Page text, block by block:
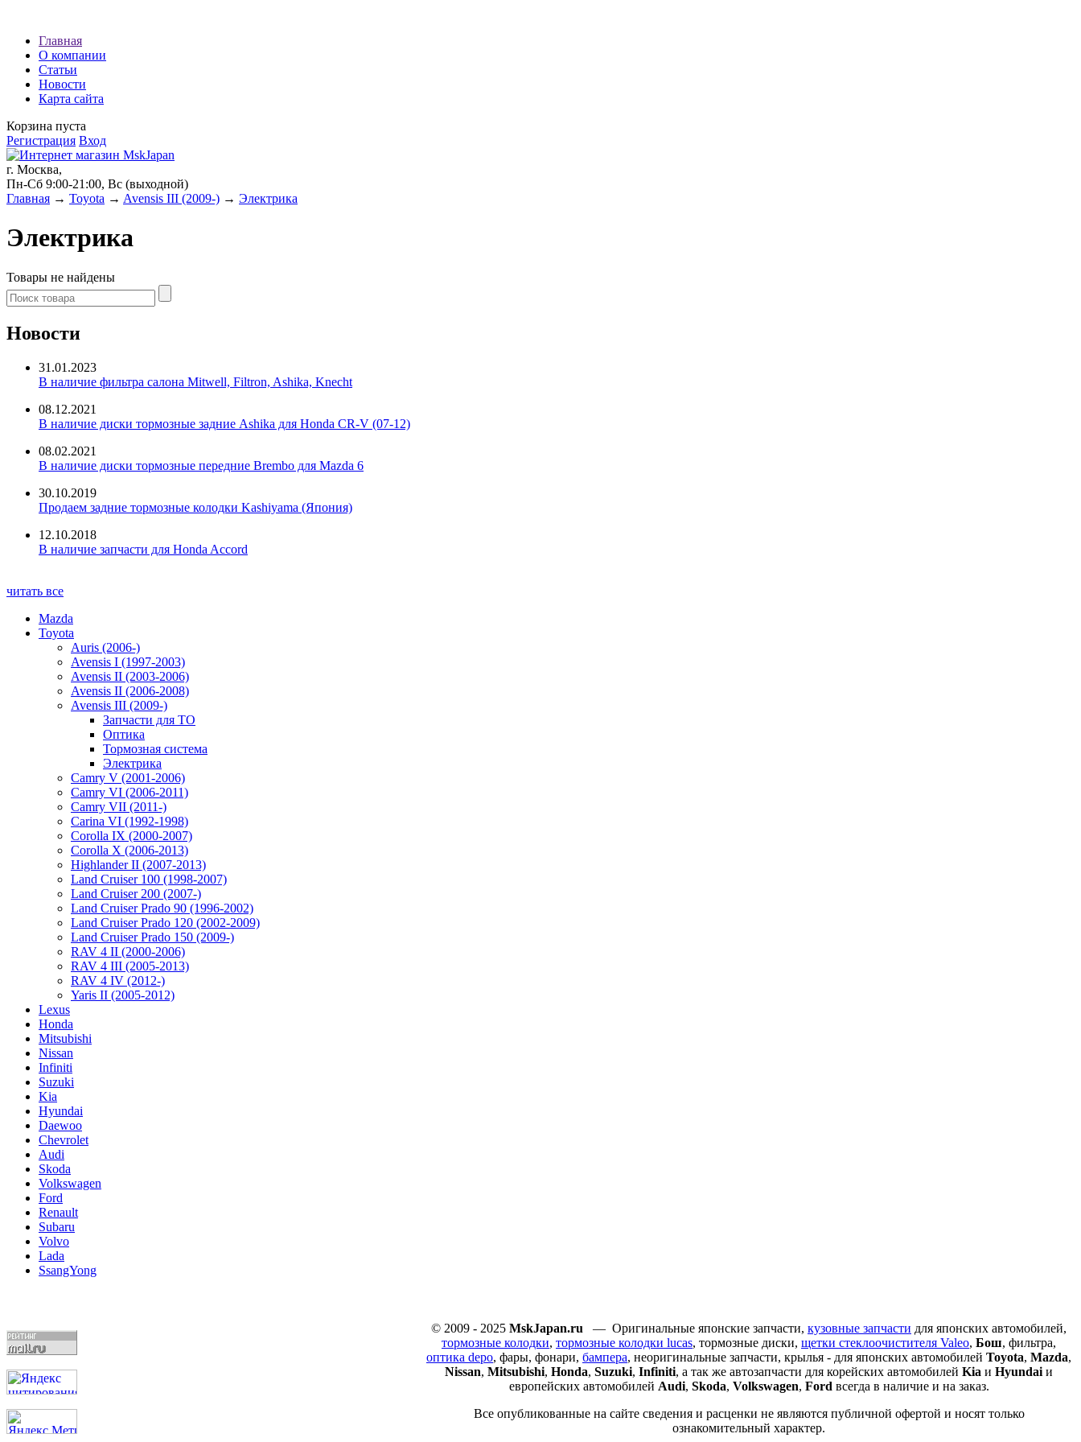
экспресс займы
Главная
О компании
Статьи
Новости
Карта сайта
Корзина пуста
Регистрация Вход
г. Москва,
Пн-Сб 9:00-21:00, Вс (выходной)
Главная → Toyota → Avensis III (2009-) → Электрика
Электрика
Товары не найдены
Новости
31.01.2023
В наличие фильтра салона Mitwell, Filtron, Ashika, Knecht
08.12.2021
В наличие диски тормозные задние Ashika для Honda CR-V (07-12)
08.02.2021
В наличие диски тормозные передние Brembo для Mazda 6
30.10.2019
Продаем задние тормозные колодки Kashiyama (Япония)
12.10.2018
В наличие запчасти для Honda Accord
читать все
Mazda
Toyota
Auris (2006-)
Avensis I (1997-2003)
Avensis II (2003-2006)
Avensis II (2006-2008)
Avensis III (2009-)
Запчасти для ТО
Оптика
Тормозная система
Электрика
Camry V (2001-2006)
Camry VI (2006-2011)
Camry VII (2011-)
Carina VI (1992-1998)
Corolla IX (2000-2007)
Corolla X (2006-2013)
Highlander II (2007-2013)
Land Cruiser 100 (1998-2007)
Land Cruiser 200 (2007-)
Land Cruiser Prado 90 (1996-2002)
Land Cruiser Prado 120 (2002-2009)
Land Cruiser Prado 150 (2009-)
RAV 4 II (2000-2006)
RAV 4 III (2005-2013)
RAV 4 IV (2012-)
Yaris II (2005-2012)
Lexus
Honda
Mitsubishi
Nissan
Infiniti
Suzuki
Kia
Hyundai
Daewoo
Chevrolet
Audi
Skoda
Volkswagen
Ford
Renault
Subaru
Volvo
Lada
SsangYong
© 2009 - 2025 MskJapan.ru — Оригинальные японские запчасти, кузовные запчасти для японских автомобилей,
тормозные колодки, тормозные колодки lucas, тормозные диски, щетки стеклоочистителя Valeo, Бош, фильтра,
оптика depo, фары, фонари, бампера, неоригинальные запчасти, крылья - для японских автомобилей Toyota, Mazda,
Nissan, Mitsubishi, Honda, Suzuki, Infiniti, а так же автозапчасти для корейских автомобилей Kia и Hyundai и
европейских автомобилей Audi, Skoda, Volkswagen, Ford всегда в наличие и на заказ.
Все опубликованные на сайте сведения и расценки не являются публичной офертой и носят только
ознакомительный характер.